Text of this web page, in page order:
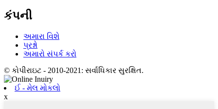
કંપની
અમારા વિશે
પ્રશ્નો
અમારો સંપર્ક કરો
© કોપીરાઇટ - 2010-2021: સર્વાધિકાર સુરક્ષિત.
ઈ - મેલ મોકલો
x